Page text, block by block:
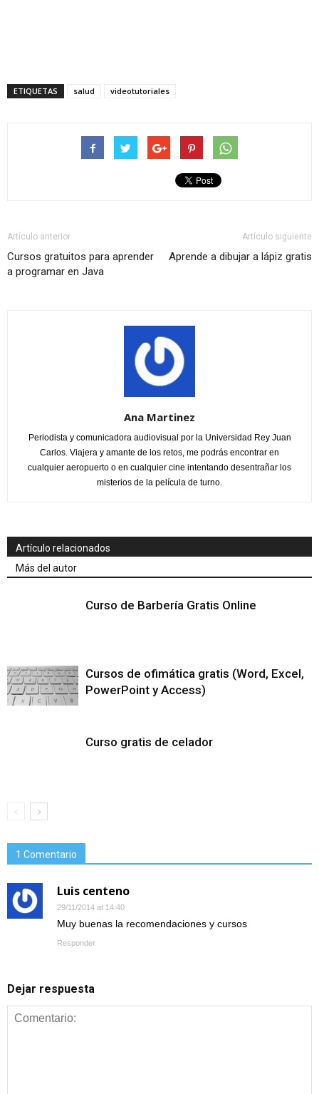
ETIQUETAS salud videotutoriales
Artículo anterior
Cursos gratuitos para aprender
a programar en Java
Artículo siguiente
Aprende a dibujar a lápiz gratis
Ana Martinez
Periodista y comunicadora audiovisual por la Universidad Rey Juan
Carlos. Viajera y amante de los retos, me podrás encontrar en
cualquier aeropuerto o en cualquier cine intentando desentrañar los
misterios de la película de turno.
Artículo relacionados
Más del autor
Curso de Barbería Gratis Online
Cursos de ofimática gratis (Word, Excel,
PowerPoint y Access)
Curso gratis de celador
1 Comentario
Luis centeno
29/11/2014 at 14:40
Muy buenas la recomendaciones y cursos
Responder
Dejar respuesta